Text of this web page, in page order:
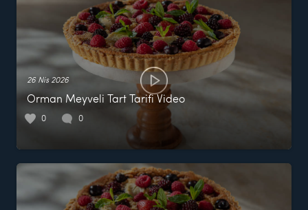
26 Nis 2026
Orman Meyveli Tart Tarifi Video
0 0